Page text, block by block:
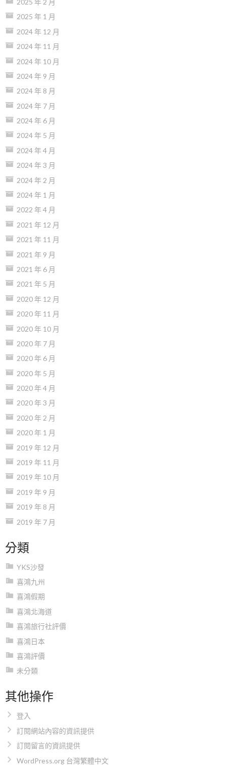
2025 年 2 月
2025 年 1 月
2024 年 12 月
2024 年 11 月
2024 年 10 月
2024 年 9 月
2024 年 8 月
2024 年 7 月
2024 年 6 月
2024 年 5 月
2024 年 4 月
2024 年 3 月
2024 年 2 月
2024 年 1 月
2022 年 4 月
2021 年 12 月
2021 年 11 月
2021 年 9 月
2021 年 6 月
2021 年 5 月
2020 年 12 月
2020 年 11 月
2020 年 10 月
2020 年 7 月
2020 年 6 月
2020 年 5 月
2020 年 4 月
2020 年 3 月
2020 年 2 月
2020 年 1 月
2019 年 12 月
2019 年 11 月
2019 年 10 月
2019 年 9 月
2019 年 8 月
2019 年 7 月
分類
YKS沙發
喜鴻九州
喜鴻假期
喜鴻北海道
喜鴻旅行社評價
喜鴻日本
喜鴻評價
未分類
其他操作
登入
訂閱網站內容的資訊提供
訂閱留言的資訊提供
WordPress.org 台灣繁體中文